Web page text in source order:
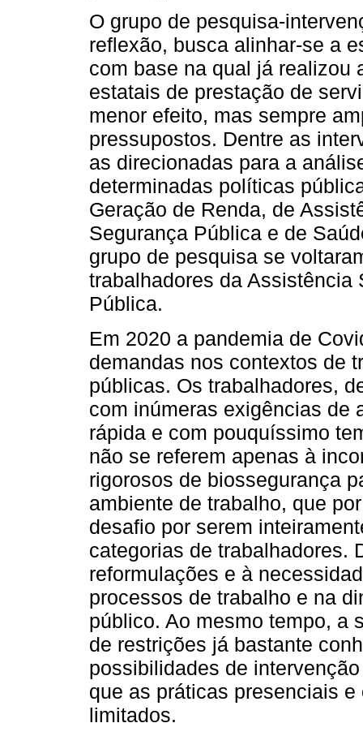
O grupo de pesquisa-
reflexão, busca alinhar-se a
com base na qual já realizou
estatais de prestação de
menor efeito, mas sempre
pressupostos. Dentre as
as direcionadas para a
determinadas políticas
Geração de Renda, de
Segurança Pública e de
grupo de pesquisa se
trabalhadores da Assistência
Pública.
Em 2020 a pandemia de
demandas nos contextos de
públicas. Os trabalhadores,
com inúmeras exigências de
rápida e com pouquíssimo
não se referem apenas à
rigorosos de biossegurança
ambiente de trabalho, que
desafio por serem
categorias de trabalhadores.
reformulações e à
processos de trabalho e na
público. Ao mesmo tempo, a
de restrições já bastante
possibilidades de
que as práticas presenciais
limitados.